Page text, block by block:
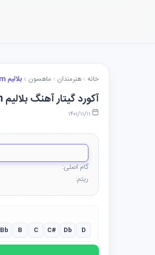
خانه هنرمندان ماهسون بلالیم Belalim
آکورد گیتار آهنگ بلالیم Belalim از ماهسون
گام اصلی:
ریتم:
Bb B C C# Db D